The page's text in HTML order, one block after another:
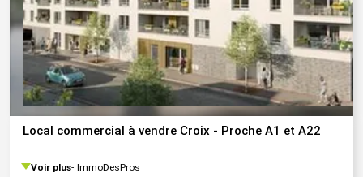
Local commercial à vendre Croix - Proche A1 et A22
Voir plus ImmoDesPros